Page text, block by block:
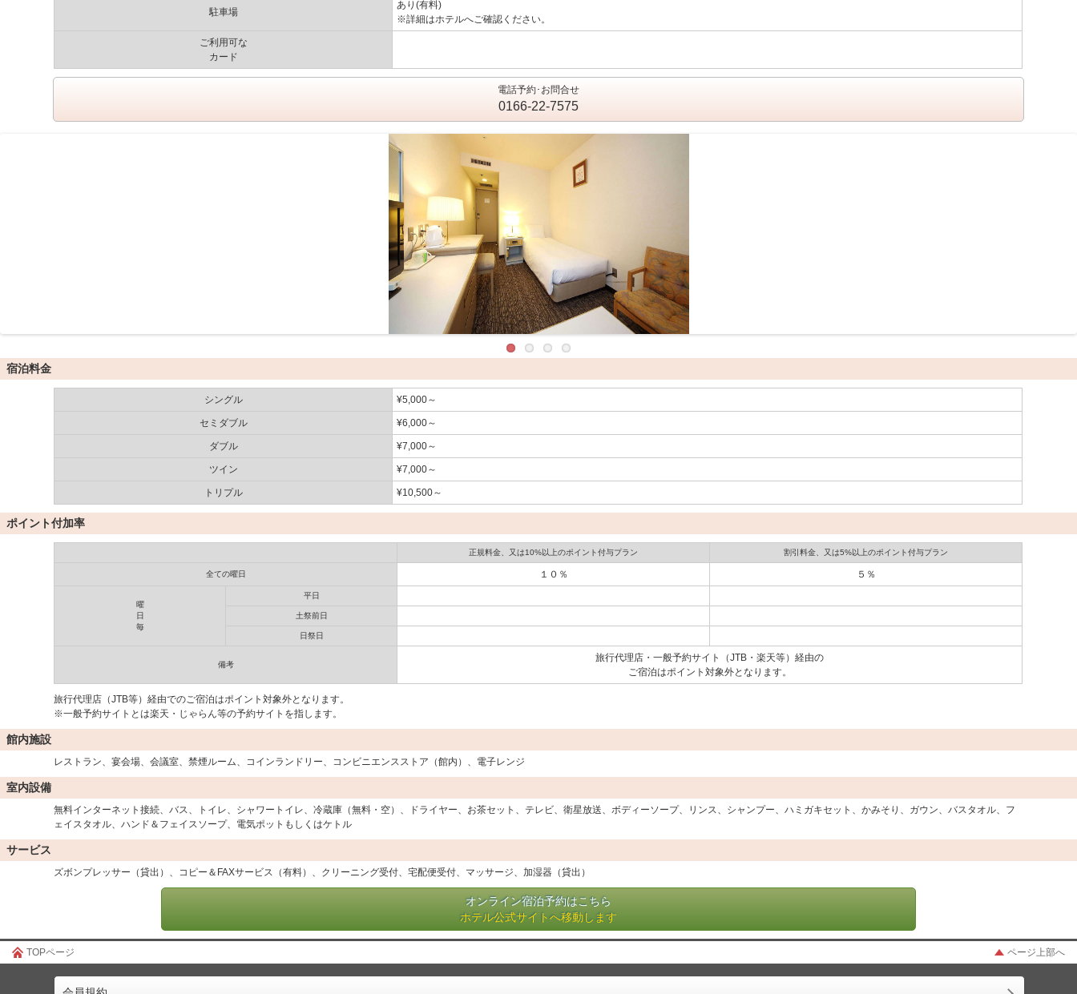
駐車場
あり(有料)
※詳細はホテルへご確認ください。
ご利用可な
カード
電話予約･お問合せ
0166-22-7575
宿泊料金
シングル ¥5,000～
セミダブル ¥6,000～
ダブル ¥7,000～
ツイン ¥7,000～
トリプル ¥10,500～
ポイント付加率
正規料金、又は10%以上のポイント付与プラン 割引料金、又は5%以上のポイント付与プラン
全ての曜日 １０％ ５％
曜
日
毎
平日
土祭前日
日祭日
備考
旅行代理店・一般予約サイト（JTB・楽天等）経由の
ご宿泊はポイント対象外となります。
旅行代理店（JTB等）経由でのご宿泊はポイント対象外となります。
※一般予約サイトとは楽天・じゃらん等の予約サイトを指します。
館内施設
レストラン、宴会場、会議室、禁煙ルーム、コインランドリー、コンビニエンスストア（館内）、電子レンジ
室内設備
無料インターネット接続、バス、トイレ、シャワートイレ、冷蔵庫（無料・空）、ドライヤー、お茶セット、テレビ、衛星放送、ボディーソープ、リンス、シャンプー、ハミガキセット、かみそり、ガウン、バスタオル、フ
ェイスタオル、ハンド＆フェイスソープ、電気ポットもしくはケトル
サービス
ズボンプレッサー（貸出）、コピー＆FAXサービス（有料）、クリーニング受付、宅配便受付、マッサージ、加湿器（貸出）
オンライン宿泊予約はこちら
ホテル公式サイトへ移動します
TOPページ ページ上部へ